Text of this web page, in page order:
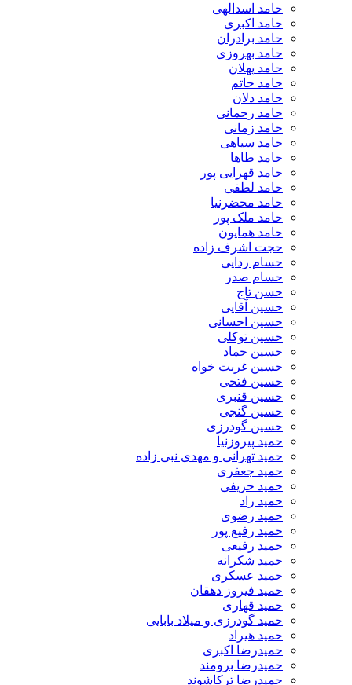
حامد اسدالهی
حامد اکبری
حامد برادران
حامد بهروزی
حامد پهلان
حامد حاتم
حامد دلان
حامد رحمانی
حامد زمانی
حامد سیاهی
حامد طاها
حامد قهرایی پور
حامد لطفی
حامد محضرنیا
حامد ملک پور
حامد همایون
حجت اشرف زاده
حسام ردایی
حسام صدر
حسن تاج
حسین آقایی
حسین احسانی
حسین توکلی
حسین حماد
حسین غربت خواه
حسین فتحی
حسین قنبری
حسین گنجی
حسین گودرزی
حمید پیروزنیا
حمید تهرانی و مهدی نبی زاده
حمید جعفری
حمید حریفی
حمید راد
حمید رضوی
حمید رفیع پور
حمید رفیعی
حمید شکرانه
حمید عسکری
حمید فیروز دهقان
حمید قهاری
حمید گودرزی و میلاد بابایی
حمید هیراد
حمیدرضا اکبری
حمیدرضا برومند
حمیدرضا ترکاشوند